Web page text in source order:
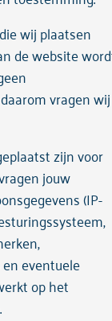
wij plaatsen
de website
vragen wij
zijn voor
jouw
(IP-
eventuele
op het